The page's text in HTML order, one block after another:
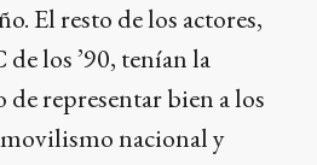
El resto de los actores,
los ’90, tenían la
representar bien a los
nacional y